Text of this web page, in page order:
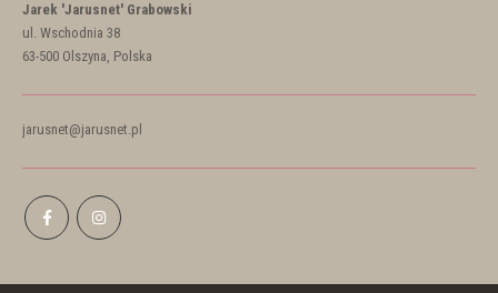
Jarek 'Jarusnet' Grabowski
ul. Wschodnia 38
63-500 Olszyna, Polska
jarusnet@jarusnet.pl